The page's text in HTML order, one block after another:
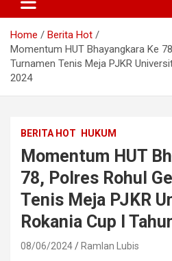
Home
Berita Hot
Momentum HUT Bhayangkara Ke
Turnamen Tenis Meja PJKR
2024
BERITA HOT HUKUM
Momentum HUT
78, Polres Rohul
Tenis Meja PJKR
Rokania Cup I
08/06/2024 Ramlan Lubis